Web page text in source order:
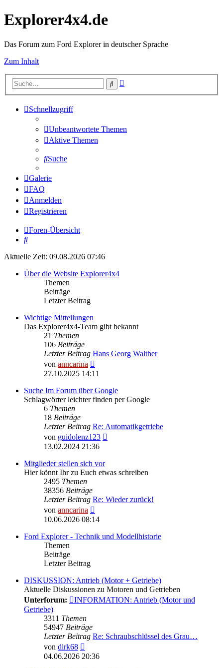
Explorer4x4.de
Das Forum zum Ford Explorer in deutscher Sprache
Zum Inhalt
Suche
Schnellzugriff
Unbeantwortete Themen
Aktive Themen
Suche
Galerie
FAQ
Anmelden
Registrieren
Foren-Übersicht
Suche
Aktuelle Zeit: 09.08.2026 07:46
Über die Website Explorer4x4
Themen
Beiträge
Letzter Beitrag
Wichtige Mitteilungen
Das Explorer4x4-Team gibt bekannt
21 Themen
106 Beiträge
Letzter Beitrag Hans Georg Walther
von anncarina
Beitrag
27.10.2025 14:11
Suche Im Forum über Google
Schlagwörter leichter finden per Google
6 Themen
18 Beiträge
Letzter Beitrag Re: Automatikgetriebe
von guidolenz123
13.02.2024 21:36
Mitglieder stellen sich vor
Hier könnt Ihr zu Euch etwas schreiben
2495 Themen
38356 Beiträge
Letzter Beitrag Re: Wieder zurück!
von anncarina
Beitrag
10.06.2026 08:14
Ford Explorer - Technik und Modellhistorie
Themen
Beiträge
Letzter Beitrag
DISKUSSION: Antrieb (Motor + Getriebe)
Aktuelle Diskussionen zu Motoren und Getrieben
Unterforum:
INFORMATION: Antrieb (Motor und
Getriebe)
3311 Themen
54947 Beiträge
Letzter Beitrag Re: Schraubschlüssel des Grau…
von dirk68
Beitrag
04.06.2026 20:36